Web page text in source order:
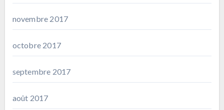
novembre 2017
octobre 2017
septembre 2017
août 2017